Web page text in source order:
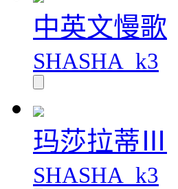
中英文慢歌
SHASHA_k3
玛莎拉蒂Ⅲ
SHASHA_k3